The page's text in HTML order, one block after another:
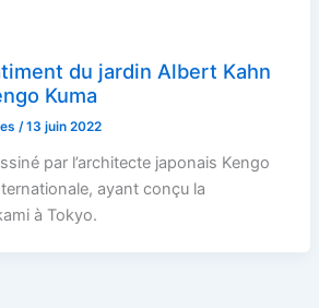
du jardin Albert Kahn
Kuma
/13 juin 2022
par l’architecte japonais Kengo
ayant conçu la
à Tokyo.